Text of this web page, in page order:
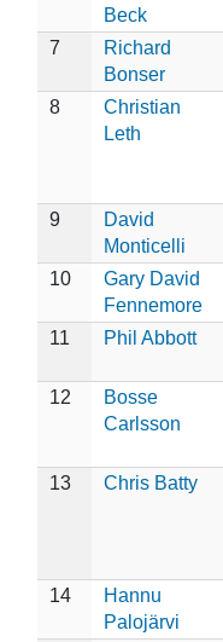
Beck
7
Richard
Bonser
8
Christian
Leth
9
David
Monticelli
10
Gary David
Fennemore
11
Phil Abbott
12
Bosse
Carlsson
13
Chris Batty
14
Hannu
Palojärvi